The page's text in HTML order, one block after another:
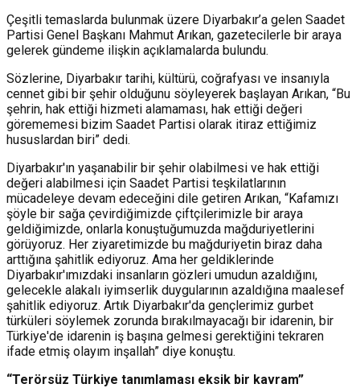
Çeşitli temaslarda bulunmak üzere Diyarbakır’a gelen Saadet
Partisi Genel Başkanı Mahmut Arıkan, gazetecilerle bir araya
gelerek gündeme ilişkin açıklamalarda bulundu.
Sözlerine, Diyarbakır tarihi, kültürü, coğrafyası ve insanıyla
cennet gibi bir şehir olduğunu söyleyerek başlayan Arıkan, “Bu
şehrin, hak ettiği hizmeti alamaması, hak ettiği değeri
görememesi bizim Saadet Partisi olarak itiraz ettiğimiz
hususlardan biri” dedi.
Diyarbakır'ın yaşanabilir bir şehir olabilmesi ve hak ettiği
değeri alabilmesi için Saadet Partisi teşkilatlarının
mücadeleye devam edeceğini dile getiren Arıkan, “Kafamızı
şöyle bir sağa çevirdiğimizde çiftçilerimizle bir araya
geldiğimizde, onlarla konuştuğumuzda mağduriyetlerini
görüyoruz. Her ziyaretimizde bu mağduriyetin biraz daha
arttığına şahitlik ediyoruz. Ama her geldiklerinde
Diyarbakır'ımızdaki insanların gözleri umudun azaldığını,
gelecekle alakalı iyimserlik duygularının azaldığına maalesef
şahitlik ediyoruz. Artık Diyarbakır'da gençlerimiz gurbet
türküleri söylemek zorunda bırakılmayacağı bir idarenin, bir
Türkiye'de idarenin iş başına gelmesi gerektiğini tekraren
ifade etmiş olayım inşallah” diye konuştu.
“Terörsüz Türkiye tanımlaması eksik bir kavram”